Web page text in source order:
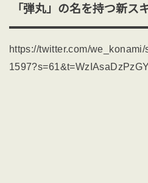
「弾丸」の名を持つ新ス
https://twitter.com/